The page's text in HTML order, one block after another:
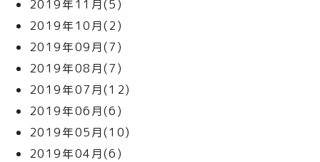
2019年11月(5)
2019年10月(2)
2019年09月(7)
2019年08月(7)
2019年07月(12)
2019年06月(6)
2019年05月(10)
2019年04月(6)